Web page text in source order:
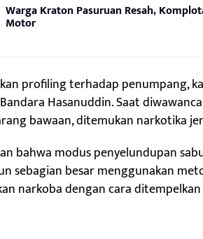
Warga Kraton Pasuruan Resah,
Motor
profiling terhadap penumpang,
Hasanuddin. Saat
bawaan, ditemukan narkotika
bahwa modus penyelundupan
sebagian besar menggunakan
narkoba dengan cara